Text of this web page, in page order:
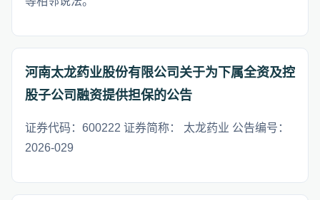
河南太龙药业股份有限公司关于为下属全资及控
股子公司融资提供担保的公告
证券代码：600222 证券简称： 太龙药业 公告编号：
2026-029